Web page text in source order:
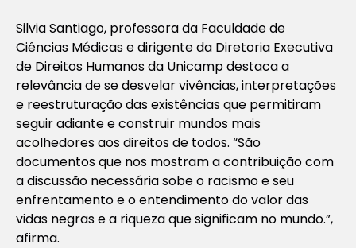
Silvia Santiago, professora da Faculdade de
Ciências Médicas e dirigente da Diretoria Executiva
de Direitos Humanos da Unicamp destaca a
relevância de se desvelar vivências, interpretações
e reestruturação das existências que permitiram
seguir adiante e construir mundos mais
acolhedores aos direitos de todos. “São
documentos que nos mostram a contribuição com
a discussão necessária sobe o racismo e seu
enfrentamento e o entendimento do valor das
vidas negras e a riqueza que significam no mundo.”,
afirma.